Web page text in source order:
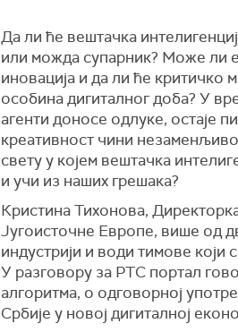
Да ли ће вештачка
или можда супарник? Може ли
иновација и да ли ће критичко
особина дигиталног доба? У
агенти доносе одлуке, остаје
креативност чини
свету у којем вештачка
и учи из наших грешака?
Кристина Тихонова,
Југоисточне Европе, више од
индустрији и води тимове који
У разговору за РТС портал
алгоритма, о одговорној
Србије у новој дигиталној